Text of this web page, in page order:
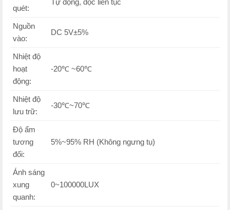
quét:
Tự động, đọc liên tục
Nguồn
vào:
DC 5V±5%
Nhiệt độ
hoạt
động:
-20℃ ~60℃
Nhiệt độ
lưu trữ:
-30℃~70℃
Độ ẩm
tương
đối:
5%~95% RH (Không ngưng tụ)
Ánh sáng
xung
quanh:
0~100000LUX